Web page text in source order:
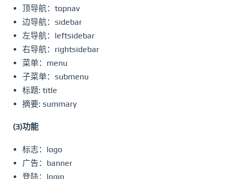
顶导航：topnav
边导航：sidebar
左导航：leftsidebar
右导航：rightsidebar
菜单：menu
子菜单：submenu
标题: title
摘要: summary
(3)功能
标志：logo
广告：banner
登陆：login